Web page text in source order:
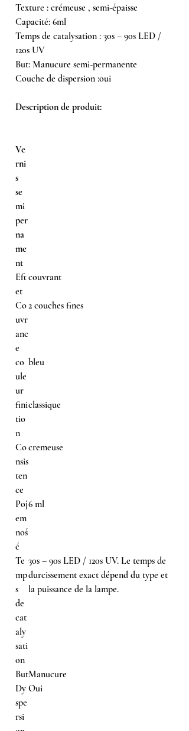
Texture : crémeuse , semi-épaisse
Capacité: 6ml
Temps de catalysation : 30s – 90s LED /
120s UV
But: Manucure semi-permanente
Couche de dispersion :oui
Description de produit:
Ve
rni
s
se
mi
per
na
me
nt
Eft
et
couvrant
Co
uvr
anc
e
2 couches fines
co
ule
ur
bleu
fini
tio
n
classique
Co
nsis
ten
ce
cremeuse
Poj
em
noś
ć
6 ml
Te
mp
s
de
cat
aly
sati
on
30s – 90s LED / 120s UV. Le temps de
durcissement exact dépend du type et
la puissance de la lampe.
ButManucure
Dy
spe
rsi
Oui